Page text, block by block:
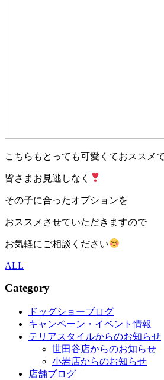
こちらもとっても可愛くておススメ
皆さまお見逃しなく
その子に合ったオプションを
おススメさせていただきますので
お気軽にご相談ください
ALL
Category
ドッグショーブログ
キャンペーン・イベント情報
テリアスタイルからのお知らせ
世田谷店からのお知らせ
小岩店からのお知らせ
店舗ブログ